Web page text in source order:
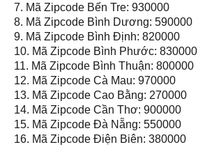
7. Mã Zipcode Bến Tre: 930000
8. Mã Zipcode Bình Dương: 590000
9. Mã Zipcode Bình Định: 820000
10. Mã Zipcode Bình Phước: 830000
11. Mã Zipcode Bình Thuận: 800000
12. Mã Zipcode Cà Mau: 970000
13. Mã Zipcode Cao Bằng: 270000
14. Mã Zipcode Cần Thơ: 900000
15. Mã Zipcode Đà Nẵng: 550000
16. Mã Zipcode Điện Biên: 380000